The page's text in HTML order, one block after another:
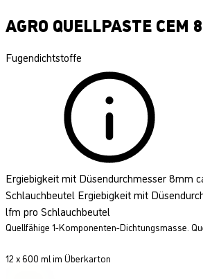
AGRO QUELLPASTE CEM
Fugendichtstoffe
Ergiebigkeit mit Düsendurchmesser 8mm
Schlauchbeutel Ergiebigkeit mit
lfm pro Schlauchbeutel
Quellfähige 1-Komponenten-Dichtungsmasse.
12 x 600 ml im Überkarton